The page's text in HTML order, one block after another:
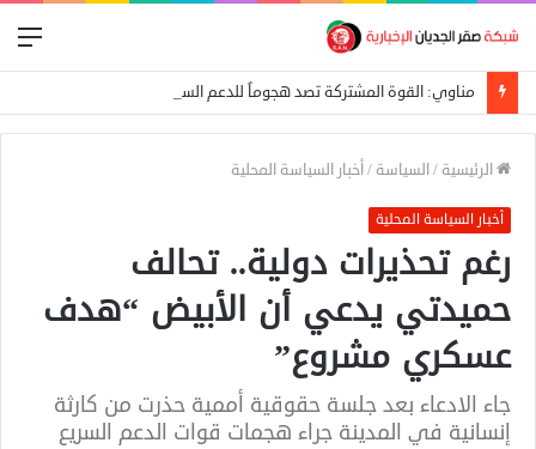
الرئيسية /السياسة /أخبار السياسة المحلية
أخبار السياسة المحلية
رغم تحذيرات دولية.. تحالف
حميدتي يدعي أن الأبيض “هدف
عسكري مشروع”
جاء الادعاء بعد جلسة حقوقية أممية حذرت من كارثة
إنسانية في المدينة جراء هجمات قوات الدعم السريع